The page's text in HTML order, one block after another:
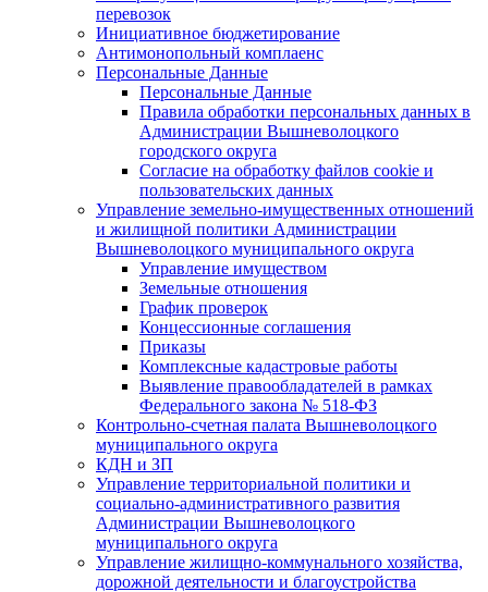
перевозок
Инициативное бюджетирование
Антимонопольный комплаенс
Персональные Данные
Персональные Данные
Правила обработки персональных данных в
Администрации Вышневолоцкого
городского округа
Согласие на обработку файлов cookie и
пользовательских данных
Управление земельно-имущественных отношений
и жилищной политики Администрации
Вышневолоцкого муниципального округа
Управление имуществом
Земельные отношения
График проверок
Концессионные соглашения
Приказы
Комплексные кадастровые работы
Выявление правообладателей в рамках
Федерального закона № 518-ФЗ
Контрольно-счетная палата Вышневолоцкого
муниципального округа
КДН и ЗП
Управление территориальной политики и
социально-административного развития
Администрации Вышневолоцкого
муниципального округа
Управление жилищно-коммунального хозяйства,
дорожной деятельности и благоустройства